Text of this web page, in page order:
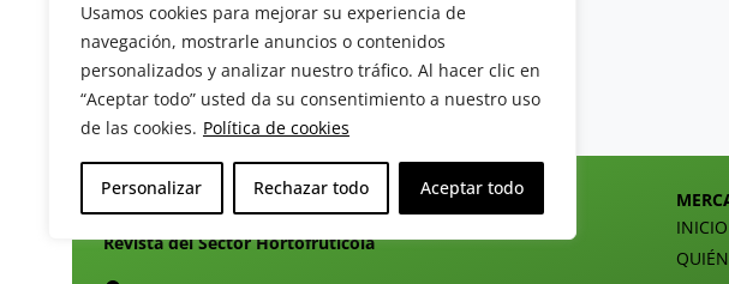
Usamos cookies para mejorar su experiencia de
navegación, mostrarle anuncios o contenidos
personalizados y analizar nuestro tráfico. Al hacer clic en
“Aceptar todo” usted da su consentimiento a nuestro uso
de las cookies. Política de cookies
Personalizar Rechazar todo Aceptar todo
Revista del Sector Hortofrutícola
INICIO